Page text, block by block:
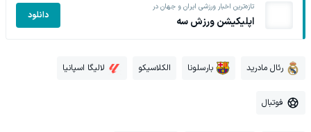
تازه‌ترین اخبار ورزشی ایران و جهان در
اپلیکیشن ورزش سه دانلود
رئال مادرید بارسلونا الکلاسیکو لالیگا اسپانیا
فوتبال